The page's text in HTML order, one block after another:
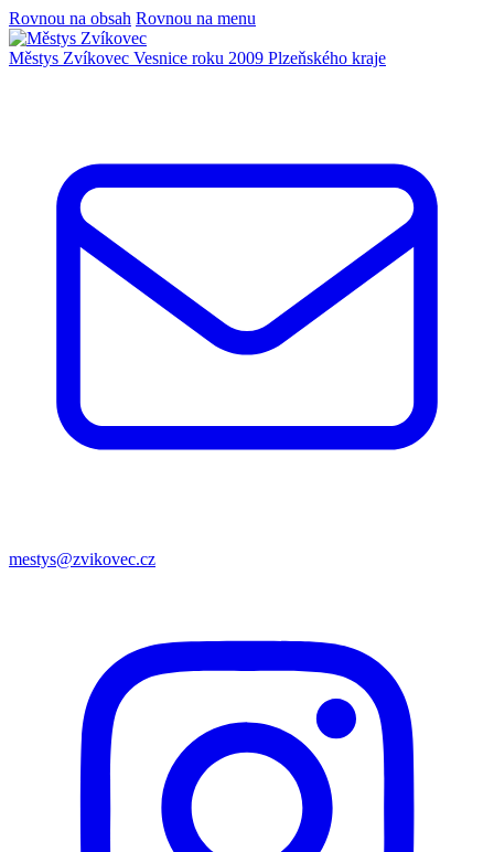
Rovnou na obsah Rovnou na menu
Městys Zvíkovec Vesnice roku 2009 Plzeňského kraje
mestys@zvikovec.cz